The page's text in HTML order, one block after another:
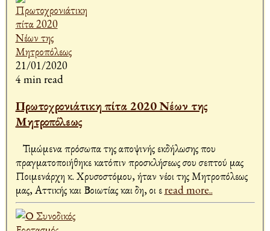
21/01/2020
4 min read
Πρωτοχρονιάτικη πίτα 2020 Νέων της
Μητροπόλεως
Τιμώμενα πρόσωπα της αποψινής εκδήλωσης που
πραγματοποιήθηκε κατόπιν προσκλήσεως σου σεπτού μας
Ποιμενάρχη κ. Χρυσοστόμου, ήταν νέοι της Μητροπόλεως
μας, Αττικής και Βοιωτίας και δη, οι εread more..